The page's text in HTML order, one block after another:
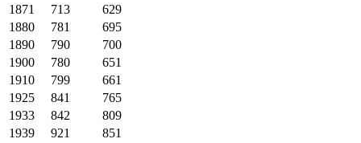
1871
713
629
1880
781
695
1890
790
700
1900
780
651
1910
799
661
1925
841
765
1933
842
809
1939
921
851